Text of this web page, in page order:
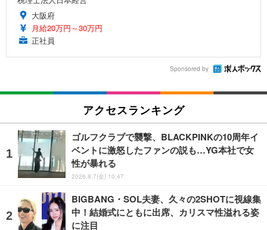
大阪府
月給20万円～30万円
正社員
Sponsored by
アクセスランキング
ゴルフクラブで襲撃、BLACKPINKの10周年イ
ベントに激怒したファンの説も…YG本社で女
性が暴れる
2026.8.7(金) 10:47
BIGBANG・SOL夫妻、久々の2SHOTに視線集
中！結婚式にともに出席、カリスマ性溢れる姿
に注目